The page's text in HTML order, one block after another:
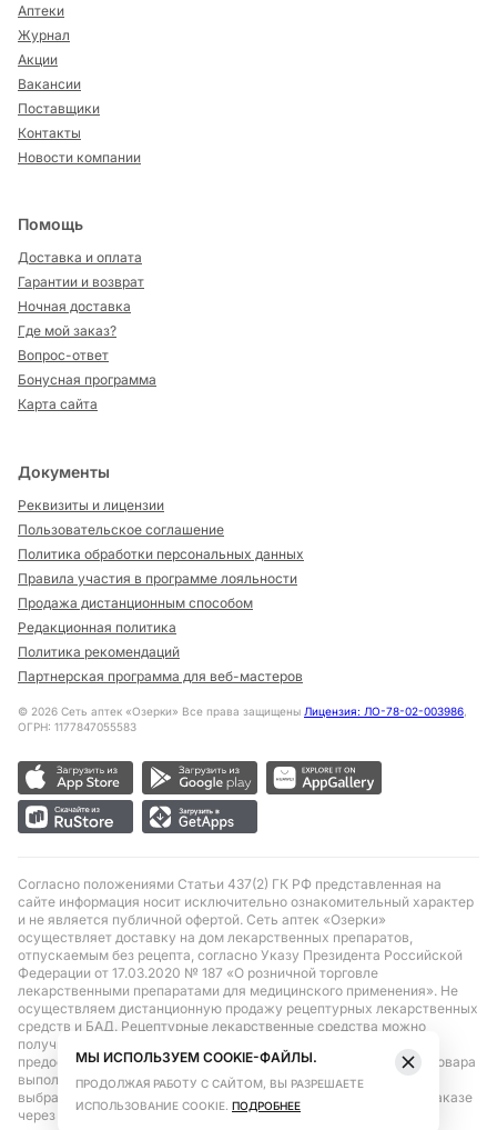
Аптеки
Журнал
Акции
Вакансии
Поставщики
Контакты
Новости компании
Помощь
Доставка и оплата
Гарантии и возврат
Ночная доставка
Где мой заказ?
Вопрос-ответ
Бонусная программа
Карта сайта
Документы
Реквизиты и лицензии
Пользовательское соглашение
Политика обработки персональных данных
Правила участия в программе лояльности
Продажа дистанционным способом
Редакционная политика
Политика рекомендаций
Партнерская программа для веб-мастеров
© 2026 Сеть аптек «Озерки» Все права защищены Лицензия: ЛО-78-02-003986,
ОГРН: 1177847055583
Согласно положениями Статьи 437(2) ГК РФ представленная на
сайте информация носит исключительно ознакомительный характер
и не является публичной офертой. Сеть аптек «Озерки»
осуществляет доставку на дом лекарственных препаратов,
отпускаемым без рецепта, согласно Указу Президента Российской
Федерации от 17.03.2020 № 187 «О розничной торговле
лекарственными препаратами для медицинского применения». Не
осуществляем дистанционную продажу рецептурных лекарственных
средств и БАД. Рецептурные лекарственные средства можно
получить только при помощи самовывоза в аптеке при
предоставлении рецепта, выписанного врачом. Бронирование товара
выполняется при условиях последующего выкупа заказа в
выбранном аптечном пункте. Цена действительна только при заказе
через сайт.
МЫ ИСПОЛЬЗУЕМ COOKIE-ФАЙЛЫ.
ПРОДОЛЖАЯ РАБОТУ С САЙТОМ, ВЫ РАЗРЕШАЕТЕ
ИСПОЛЬЗОВАНИЕ COOKIE. ПОДРОБНЕЕ